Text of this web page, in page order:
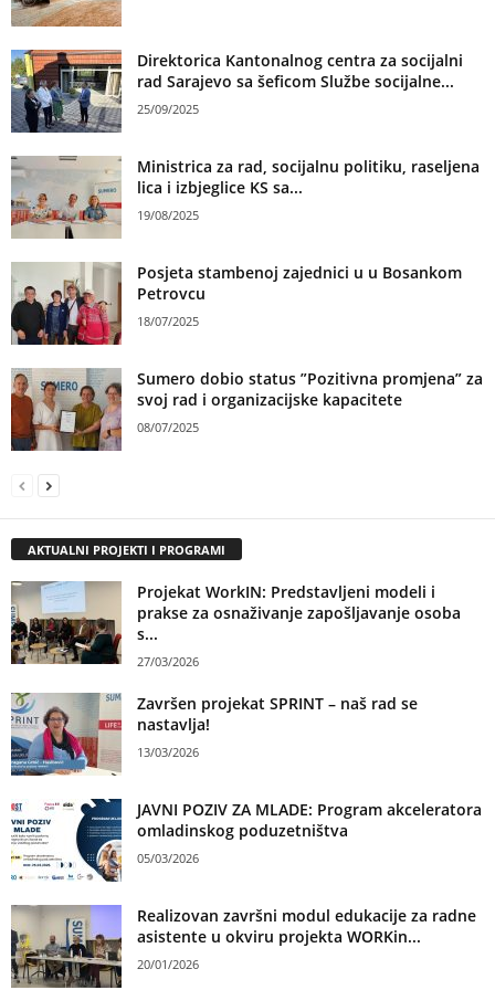
Direktorica Kantonalnog centra za socijalni
rad Sarajevo sa šeficom Službe socijalne...
25/09/2025
Ministrica za rad, socijalnu politiku, raseljena
lica i izbjeglice KS sa...
19/08/2025
Posjeta stambenoj zajednici u u Bosankom
Petrovcu
18/07/2025
Sumero dobio status ”Pozitivna promjena” za
svoj rad i organizacijske kapacitete
08/07/2025
AKTUALNI PROJEKTI I PROGRAMI
Projekat WorkIN: Predstavljeni modeli i
prakse za osnaživanje zapošljavanje osoba
s...
27/03/2026
Završen projekat SPRINT – naš rad se
nastavlja!
13/03/2026
JAVNI POZIV ZA MLADE: Program akceleratora
omladinskog poduzetništva
05/03/2026
Realizovan završni modul edukacije za radne
asistente u okviru projekta WORKin...
20/01/2026